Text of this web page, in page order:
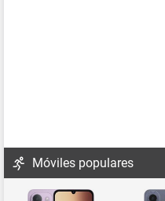
Móviles populares